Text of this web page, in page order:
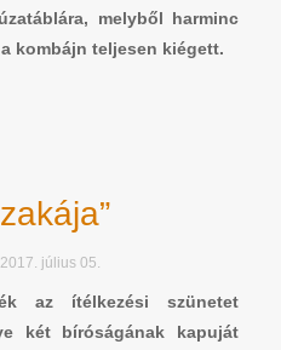
melyből harminc
kombájn teljesen kiégett.
július 05.
az ítélkezési szünetet
két bíróságának kapuját